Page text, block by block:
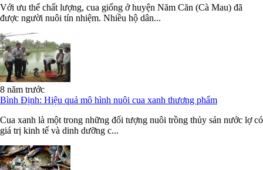
Với ưu thế chất lượng, cua giống ở huyện Năm Căn (Cà Mau) đã
được người nuôi tín nhiệm. Nhiều hộ dân...
8 năm trước
Bình Định: Hiệu quả mô hình nuôi cua xanh thương phẩm
Cua xanh là một trong những đối tượng nuôi trồng thủy sản nước lợ có
giá trị kinh tế và dinh dưỡng c...